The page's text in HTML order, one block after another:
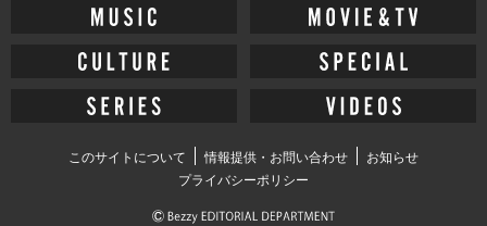
このサイトについて 情報提供・お問い合わせ
お知らせ
プライバシーポリシー